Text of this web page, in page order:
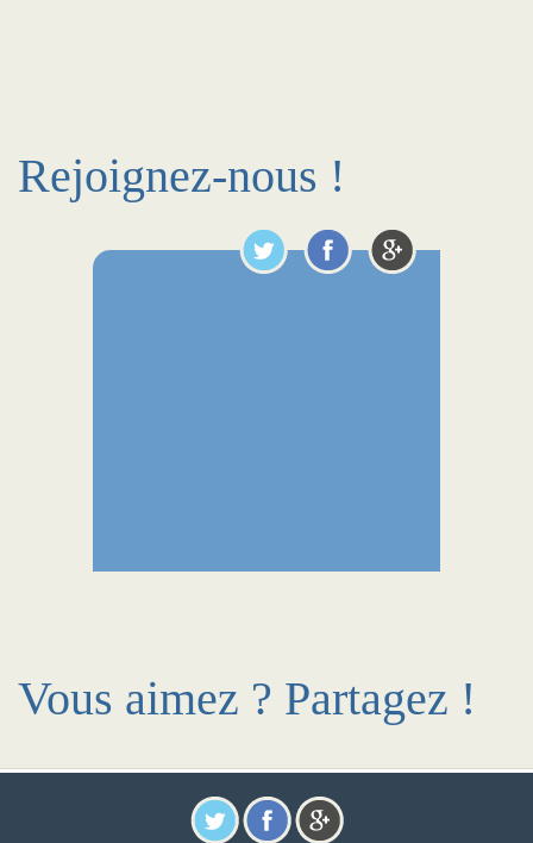
Rejoignez-nous !
Vous aimez ? Partagez !